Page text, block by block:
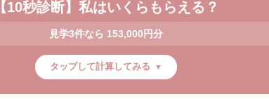
【10秒診断】私はいくらもらえる？
見学3件なら 153,000円分
タップして計算してみる